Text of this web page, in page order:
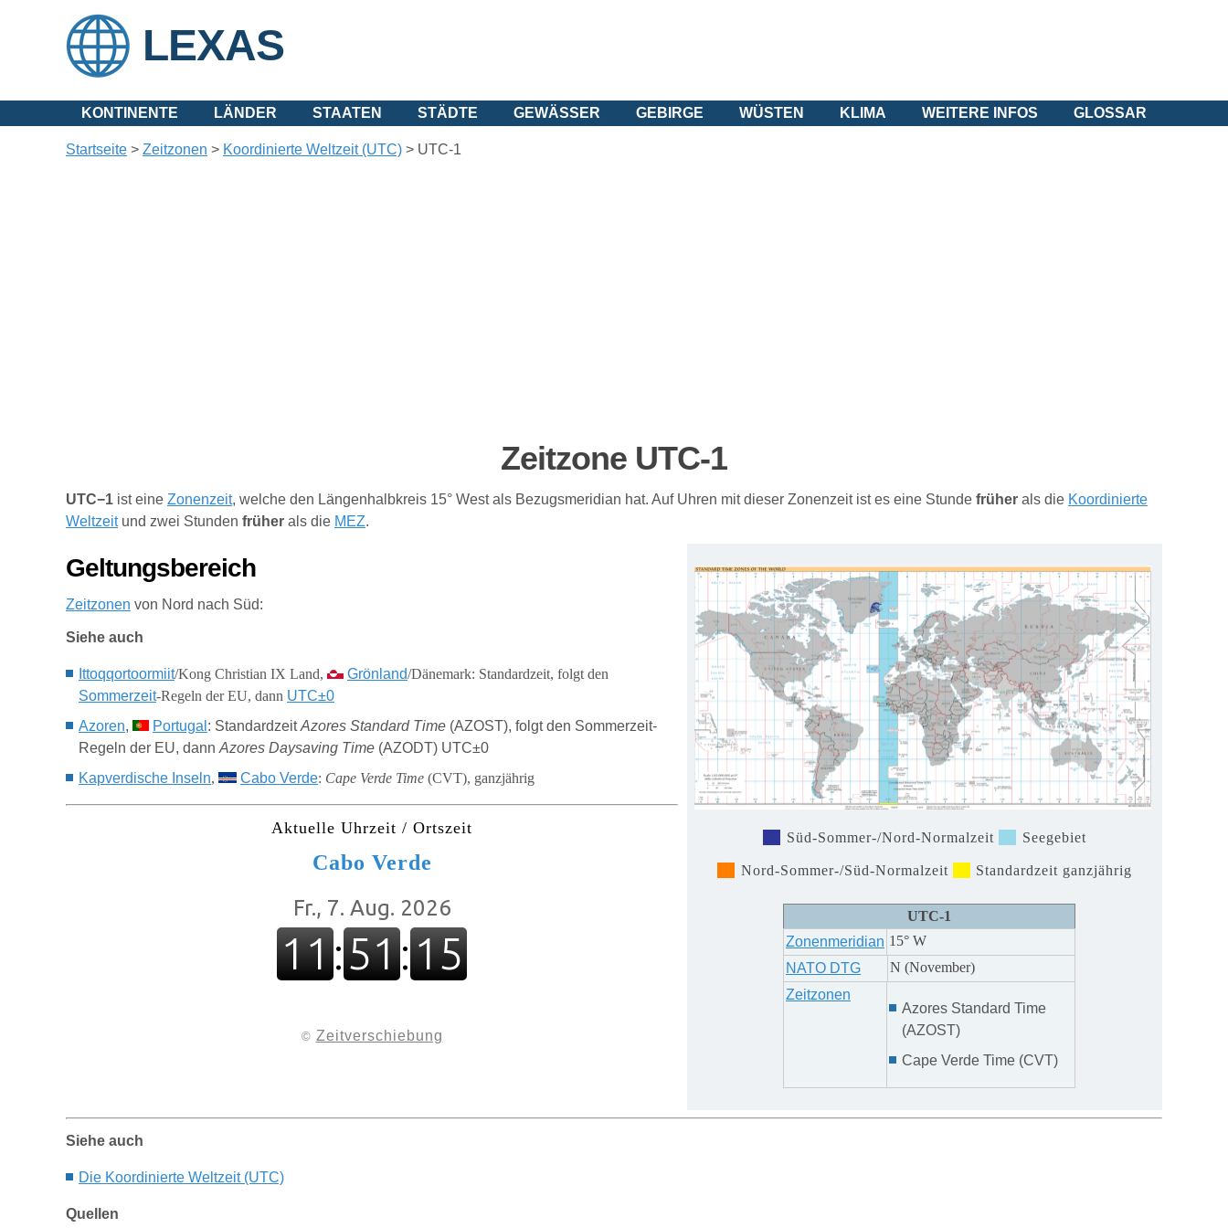
LEXAS
KONTINENTE LÄNDER STAATEN STÄDTE GEWÄSSER GEBIRGE WÜSTEN KLIMA WEITERE INFOS GLOSSAR
Startseite > Zeitzonen > Koordinierte Weltzeit (UTC) > UTC-1
Zeitzone UTC-1
UTC−1 ist eine Zonenzeit, welche den Längenhalbkreis 15° West als Bezugsmeridian hat. Auf Uhren mit dieser Zonenzeit ist es eine Stunde früher als die Koordinierte
Weltzeitund zwei Stunden früher als die MEZ.
Geltungsbereich
Zeitzonen von Nord nach Süd:
Siehe auch
Ittoqqortoormiit/Kong Christian IX Land, Grönland/Dänemark: Standardzeit, folgt den
Sommerzeit-Regeln der EU, dann UTC±0
Azoren, Portugal : StandardzeitAzores Standard Time (AZOST), folgt den Sommerzeit-
Regeln der EU, dann Azores Daysaving Time (AZODT) UTC±0
Kapverdische Inseln, Cabo Verde: Cape Verde Time (CVT), ganzjährig
Aktuelle Uhrzeit / Ortszeit
Cabo Verde
© Zeitverschiebung
Süd-Sommer-/Nord-Normalzeit Seegebiet
Nord-Sommer-/Süd-Normalzeit Standardzeit ganzjährig
UTC-1
Zonenmeridian 15° W
NATO DTG
N (November)
Zeitzonen
Azores Standard Time
(AZOST)
Cape Verde Time (CVT)
Siehe auch
Die Koordinierte Weltzeit (UTC)
Quellen